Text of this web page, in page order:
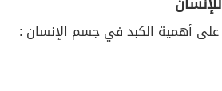
على أهمية الكبد في جسم الإنسان :